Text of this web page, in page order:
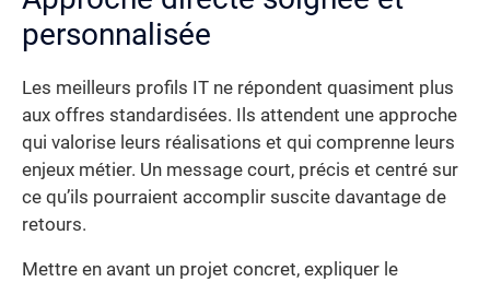
personnalisée
Les meilleurs profils IT ne répondent quasiment plus
aux offres standardisées. Ils attendent une approche
qui valorise leurs réalisations et qui comprenne leurs
enjeux métier. Un message court, précis et centré sur
ce qu’ils pourraient accomplir suscite davantage de
retours.
Mettre en avant un projet concret, expliquer le